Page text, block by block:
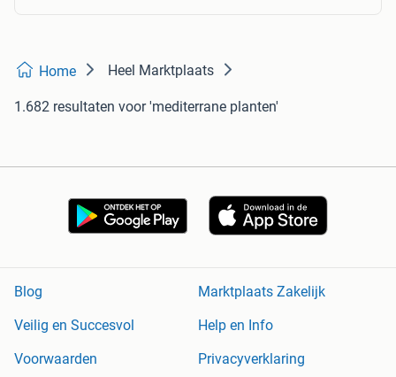
Home Heel Marktplaats
1.682 resultaten voor 'mediterrane planten'
Blog
Marktplaats Zakelijk
Veilig en Succesvol
Help en Info
Voorwaarden
Privacyverklaring